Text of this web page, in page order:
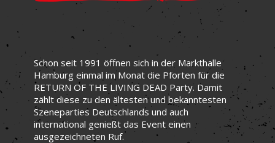
Schon seit 1991 öffnen sich in der Markthalle
Hamburg einmal im Monat die Pforten für die
RETURN OF THE LIVING DEAD Party. Damit
zählt diese zu den ältesten und bekanntesten
Szeneparties Deutschlands und auch
international genießt das Event einen
ausgezeichneten Ruf.